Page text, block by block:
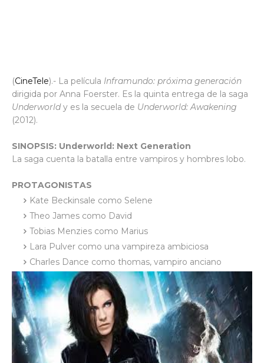
(CineTele).- La película Inframundo: próxima generación
dirigida por Anna Foerster. Es la quinta entrega de la saga
Underworldy es la secuela de Underworld: Awakening
(2012).
SINOPSIS: Underworld: Next Generation
La saga cuenta la batalla entre vampiros y hombres lobo.
PROTAGONISTAS
Kate Beckinsale como Selene
Theo James como David
Tobias Menzies como Marius
Lara Pulver como una vampireza ambiciosa
Charles Dance como thomas, vampiro anciano